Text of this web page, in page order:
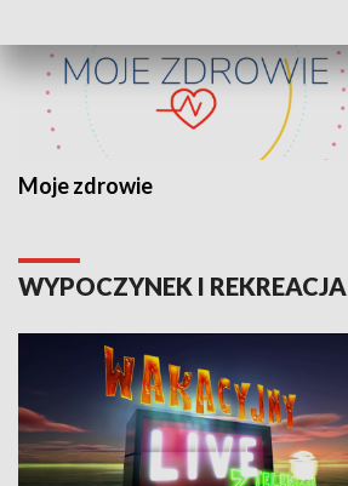
Moje zdrowie
WYPOCZYNEK I REKREACJA